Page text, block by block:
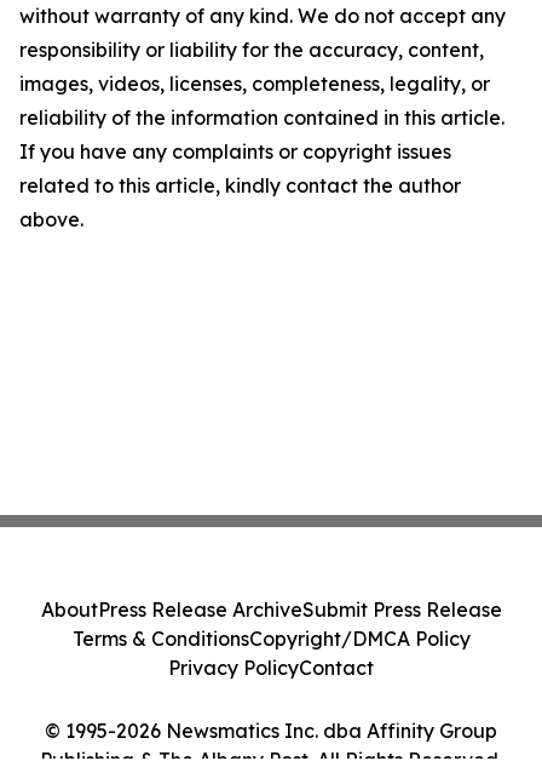
without warranty of any kind. We do not accept any
responsibility or liability for the accuracy, content,
images, videos, licenses, completeness, legality, or
reliability of the information contained in this article.
If you have any complaints or copyright issues
related to this article, kindly contact the author
above.
© 1995-2026 Newsmatics Inc. dba Affinity Group
AboutPress Release ArchiveSubmit Press Release
Terms & ConditionsCopyright/DMCA Policy
Privacy PolicyContact